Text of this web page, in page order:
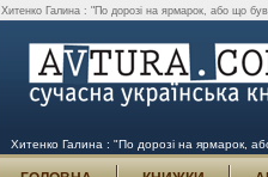
Хитенко Галина : "По дорозі на ярмарок, або що
Хитенко Галина : "По дорозі на ярмарок,